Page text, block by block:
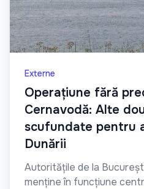
Externe
Operațiune fără
Cernavodă: Alte
scufundate pentru
Dunării
Autoritățile de la
menține în funcțiune